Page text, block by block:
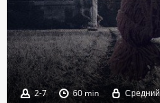
2-7 60 min Средний